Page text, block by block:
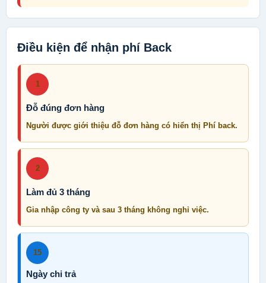
Điều kiện để nhận phí Back
1
Đỗ đúng đơn hàng
Người được giới thiệu đỗ đơn hàng có hiển thị Phí back.
2
Làm đủ 3 tháng
Gia nhập công ty và sau 3 tháng không nghỉ việc.
15
Ngày chi trả